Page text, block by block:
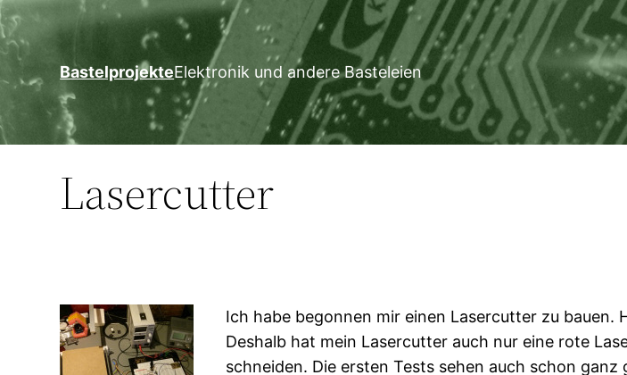
Zum
Inhalt
springen
BastelprojekteElektronik und andere Basteleien
Lasercutter
Ich habe begonnen mir einen Lasercutter zu bauen.
Deshalb hat mein Lasercutter auch nur eine rote
schneiden. Die ersten Tests sehen auch schon